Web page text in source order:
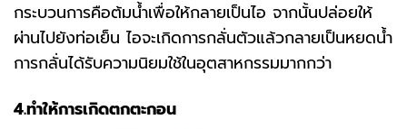
กระบวนการคือต้มน้ำเพื่อให้กลายเป็นไอ จากนั้นปล่อยให้
ผ่านไปยังท่อเย็น ไอจะเกิดการกลั่นตัวแล้วกลายเป็นหยดน้ำ
การกลั่นได้รับความนิยมใช้ในอุตสาหกรรมมากกว่า
4.ทำให้การเกิดตกตะกอน